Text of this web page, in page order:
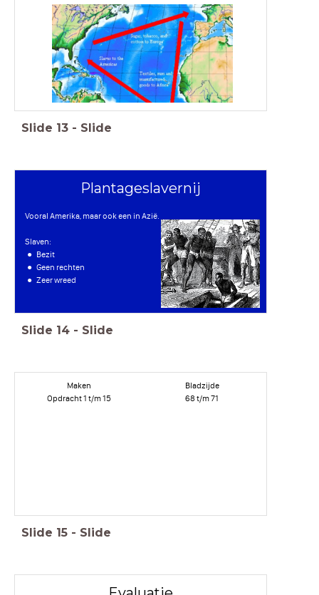
Slide 13 - Slide
Plantageslavernij
Vooral Amerika, maar ook een in Azië.
Slaven:
Bezit
Geen rechten
Zeer wreed
Slide 14 - Slide
Maken
Opdracht 1 t/m 15
Bladzijde
68 t/m 71
Slide 15 - Slide